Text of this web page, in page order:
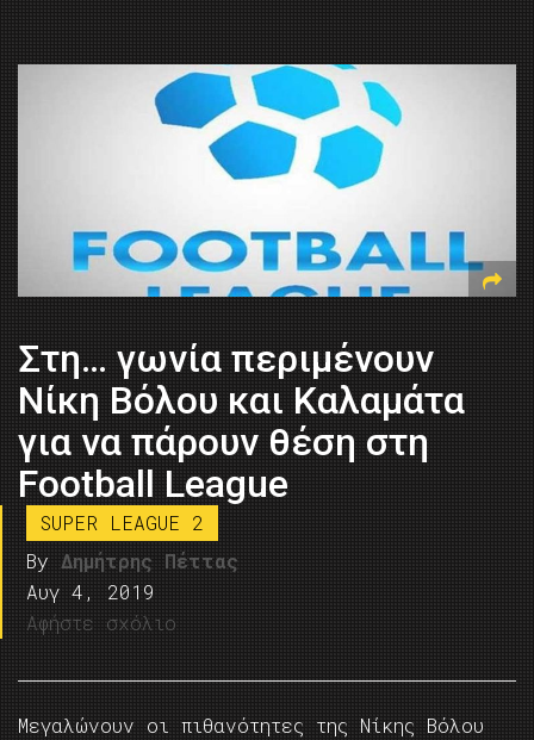
Στη… γωνία περιμένουν
Νίκη Βόλου και Καλαμάτα
για να πάρουν θέση στη
Football League
SUPER LEAGUE 2
By Δημήτρης Πέττας
Αυγ 4, 2019
Αφήστε σχόλιο
Μεγαλώνουν οι πιθανότητες της Νίκης Βόλου